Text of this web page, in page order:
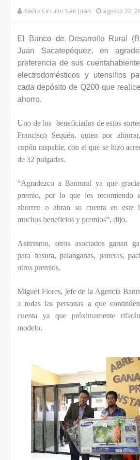
Radio Circuito San Juan agosto 22,
El Banco de Desarrollo Rural
Juan Sacatepéquez, en
preferencia de sus
electrodomésticos y utensilios
cada depósito de Q200 que
ahorro.
Uno de los beneficiados de estos
Francisco Sequén, quien por
cupón raspable, con el que se hizo
de 32 pulgadas.
“Agradezco a Banrural ya que
premio, por lo que les recomiendo
ahorren o abran su cuenta en este
muchos beneficios y premios”, dijo.
Asimismo, otros asociados ganan
para basura, palanganas, paneras,
otros premios.
Miguel Flores, jefe de la Agencia
a todas las personas a que
cuenta ya que próximamente
modelo.